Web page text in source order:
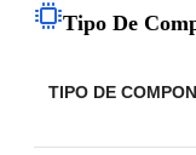
Tipo De
TIPO DE